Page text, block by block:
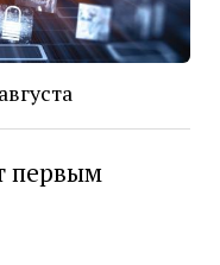
первым